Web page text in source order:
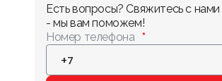
Есть вопросы? Свяжитесь с нами
- мы вам поможем!
Номер телефона